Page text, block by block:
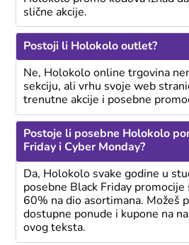
slične akcije.
Postoji li Holokolo outlet?
Ne, Holokolo online trgovina
sekciju, ali vrhu svoje web
trenutne akcije i posebne
Postoje li posebne Holokolo
Friday i Cyber Monday?
Da, Holokolo svake godine u
posebne Black Friday promocije
60% na dio asortimana. Možeš
dostupne ponude i kupone na
ovog teksta.